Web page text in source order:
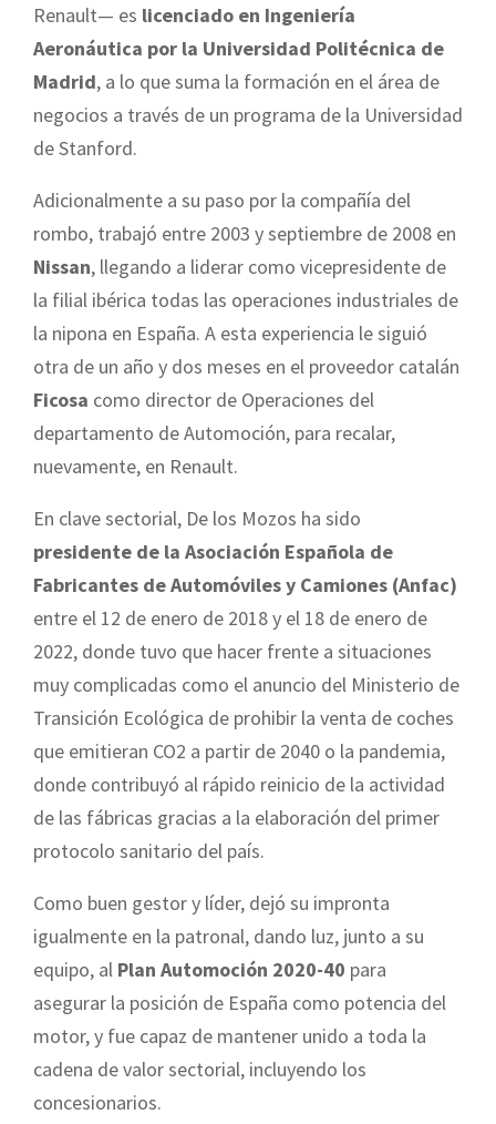
Renault— es licenciado en Ingeniería
Aeronáutica por la Universidad Politécnica de
Madrid, a lo que suma la formación en el área de
negocios a través de un programa de la Universidad
de Stanford.
Adicionalmente a su paso por la compañía del
rombo, trabajó entre 2003 y septiembre de 2008 en
Nissan, llegando a liderar como vicepresidente de
la filial ibérica todas las operaciones industriales de
la nipona en España. A esta experiencia le siguió
otra de un año y dos meses en el proveedor catalán
Ficosa como director de Operaciones del
departamento de Automoción, para recalar,
nuevamente, en Renault.
En clave sectorial, De los Mozos ha sido
presidente de la Asociación Española de
Fabricantes de Automóviles y Camiones (Anfac)
entre el 12 de enero de 2018 y el 18 de enero de
2022, donde tuvo que hacer frente a situaciones
muy complicadas como el anuncio del Ministerio de
Transición Ecológica de prohibir la venta de coches
que emitieran CO2 a partir de 2040 o la pandemia,
donde contribuyó al rápido reinicio de la actividad
de las fábricas gracias a la elaboración del primer
protocolo sanitario del país.
Como buen gestor y líder, dejó su impronta
igualmente en la patronal, dando luz, junto a su
equipo, al Plan Automoción 2020-40 para
asegurar la posición de España como potencia del
motor, y fue capaz de mantener unido a toda la
cadena de valor sectorial, incluyendo los
concesionarios.